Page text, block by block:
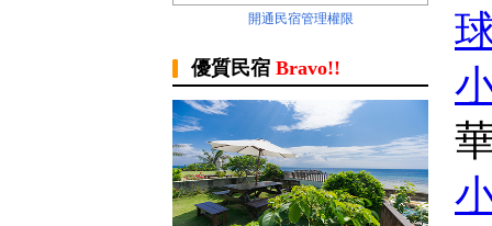
開通民宿管理權限
優質民宿 Bravo!!